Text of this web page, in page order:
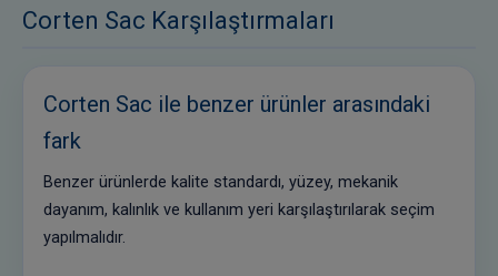
Corten Sac Karşılaştırmaları
Corten Sac ile benzer ürünler arasındaki
fark
Benzer ürünlerde kalite standardı, yüzey, mekanik
dayanım, kalınlık ve kullanım yeri karşılaştırılarak seçim
yapılmalıdır.